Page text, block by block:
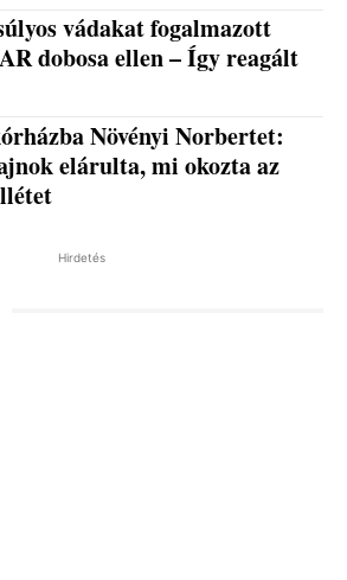
vádakat fogalmazott
dobosa ellen – Így reagált
Növényi Norbertet:
elárulta, mi okozta az
Hirdetés